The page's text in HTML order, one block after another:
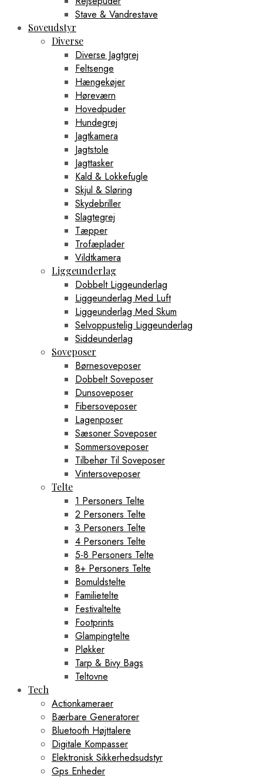
Stave & Vandrestave
Soveudstyr
Diverse
Diverse Jagtgrej
Feltsenge
Hængekøjer
Høreværn
Hovedpuder
Hundegrej
Jagtkamera
Jagtstole
Jagttasker
Kald & Lokkefugle
Skjul & Sløring
Skydebriller
Slagtegrej
Tæpper
Trofæplader
Vildtkamera
Liggeunderlag
Dobbelt Liggeunderlag
Liggeunderlag Med Luft
Liggeunderlag Med Skum
Selvoppustelig Liggeunderlag
Siddeunderlag
Soveposer
Børnesoveposer
Dobbelt Soveposer
Dunsoveposer
Fibersoveposer
Lagenposer
Sæsoner Soveposer
Sommersoveposer
Tilbehør Til Soveposer
Vintersoveposer
Telte
1 Personers Telte
2 Personers Telte
3 Personers Telte
4 Personers Telte
5-8 Personers Telte
8+ Personers Telte
Bomuldstelte
Familietelte
Festivaltelte
Footprints
Glampingtelte
Pløkker
Tarp & Bivy Bags
Teltovne
Tech
Actionkameraer
Bærbare Generatorer
Bluetooth Højttalere
Digitale Kompasser
Elektronisk Sikkerhedsudstyr
Gps Enheder